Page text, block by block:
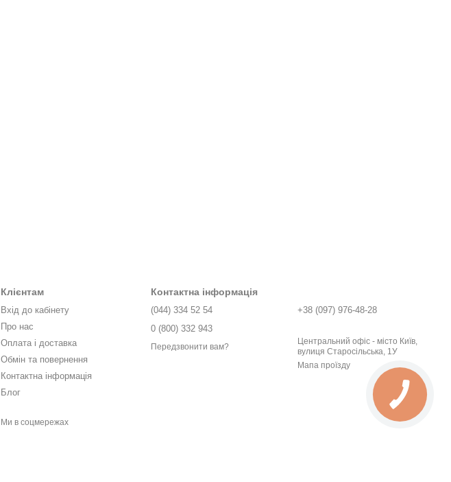
Клієнтам
Вхід до кабінету
Про нас
Оплата і доставка
Обмін та повернення
Контактна інформація
Блог
Ми в соцмережах
Контактна інформація
(044) 334 52 54
0 (800) 332 943
Передзвонити вам?
+38 (097) 976-48-28
Центральний офіс - місто Київ,
вулиця Старосільська, 1У
Мапа проїзду